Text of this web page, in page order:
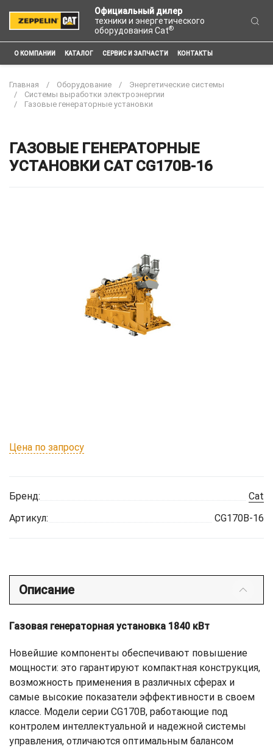
Официальный дилер
техники и энергетического
оборудования Cat®
О КОМПАНИИ КАТАЛОГ СЕРВИС И ЗАПЧАСТИ КОНТАКТЫ
Главная Оборудование
Энергетические системы
Системы выработки электроэнергии
Газовые генераторные установки
ГАЗОВЫЕ ГЕНЕРАТОРНЫЕ
УСТАНОВКИ CAT CG170B-16
Цена по запросу
Бренд:
Cat
Артикул:
CG170B-16
Описание
Газовая генераторная установка 1840 кВт
Новейшие компоненты обеспечивают повышение
мощности: это гарантируют компактная конструкция,
возможность применения в различных сферах и
самые высокие показатели эффективности в своем
классе. Модели серии CG170B, работающие под
контролем интеллектуальной и надежной системы
управления, отличаются оптимальным балансом